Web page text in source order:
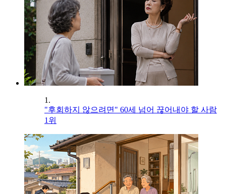
1.
"후회하지 않으려면" 60세 넘어 끊어내야 할 사람
1위